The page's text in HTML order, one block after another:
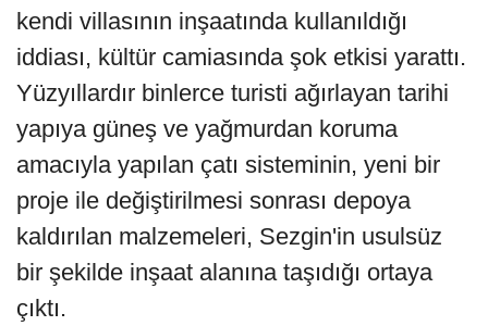
kendi villasının inşaatında kullanıldığı
iddiası, kültür camiasında şok etkisi yarattı.
Yüzyıllardır binlerce turisti ağırlayan tarihi
yapıya güneş ve yağmurdan koruma
amacıyla yapılan çatı sisteminin, yeni bir
proje ile değiştirilmesi sonrası depoya
kaldırılan malzemeleri, Sezgin'in usulsüz
bir şekilde inşaat alanına taşıdığı ortaya
çıktı.